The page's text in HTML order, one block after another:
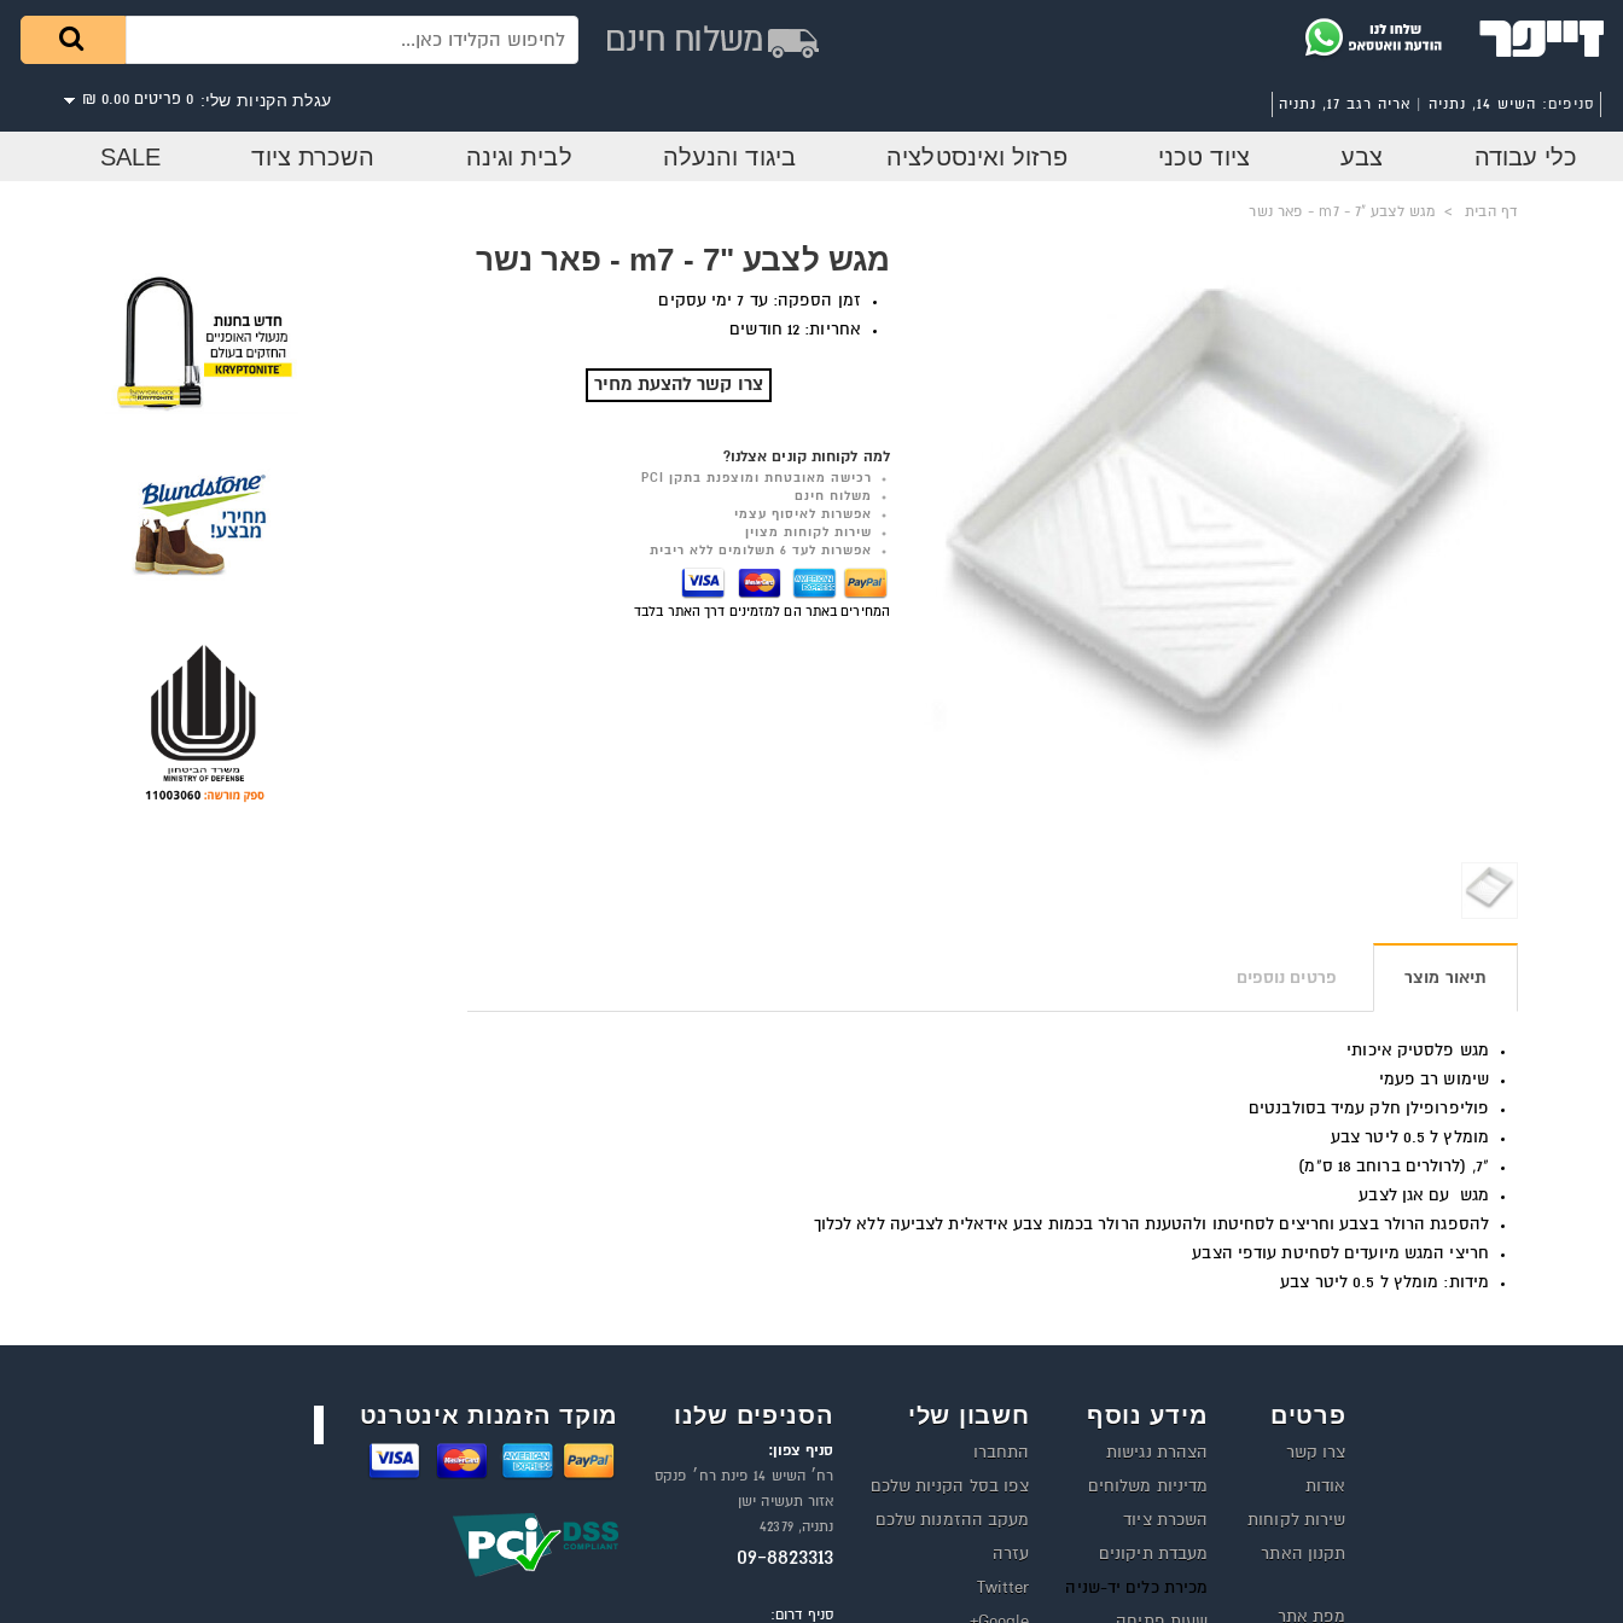
עגלת הקניות שלי: 0 פריטים 0.00 ₪ סניפים: השיש 14, נתניה | אריה רגב 17, נתניה
כלי עבודה צבע ציוד טכני פרזול ואינסטלציה ביגוד והנעלה לבית וגינה השכרת ציוד SALE
דף הבית > מגש לצבע "7 - m7 - פאר נשר
מגש לצבע "7 - m7 - פאר נשר
זמן הספקה: עד 7 ימי עסקים
אחריות: 12 חודשים
צרו קשר להצעת מחיר
למה לקוחות קונים אצלנו?
רכישה מאובטחת ומוצפנת בתקן PCI
משלוח חינם
אפשרות לאיסוף עצמי
שירות לקוחות מצוין
אפשרות לעד 6 תשלומים ללא ריבית
המחירים באתר הם למזמינים דרך האתר בלבד
תיאור מוצר פרטים נוספים
מגש פלסטיק איכותי
שימוש רב פעמי
פוליפרופילן חלק עמיד בסולבנטים
מומלץ ל 0.5 ליטר צבע
"7, (לרולרים ברוחב 18 ס"מ)
מגש עם אגן לצבע
להספגת הרולר בצבע וחריצים לסחיטתו ולהטענת הרולר בכמות צבע אידאלית לצביעה ללא לכלוך
חריצי המגש מיועדים לסחיטת עודפי הצבע
מידות: מומלץ ל 0.5 ליטר צבע
פרטים
צרו קשר
אודות
שירות לקוחות
תקנון האתר
מפת אתר
מידע נוסף
הצהרת נגישות
מדיניות משלוחים
השכרת ציוד
מעבדת תיקונים
מכירת כלים יד-שניה
חשבון שלי
התחברו
צפו בסל הקניות שלכם
מעקב ההזמנות שלכם
עזרה
Twitter
הסניפים שלנו
סניף צפון:
רח׳ השיש 14 פינת רח׳ פנקס
אזור תעשיה ישן
נתניה, 42379
09-8823313
סניף דרום:
מוקד הזמנות אינטרנט